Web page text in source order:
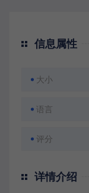
信息属性
大小
语言
评分
详情介绍